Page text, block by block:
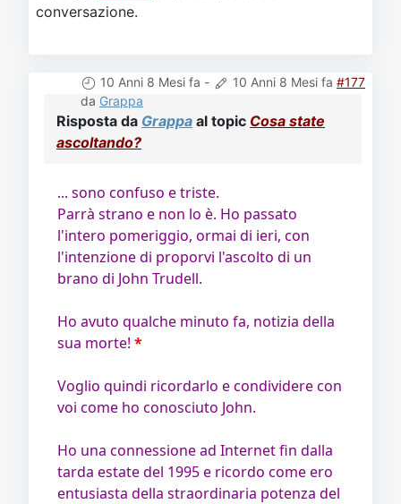
conversazione.
10 Anni 8 Mesi fa - 10 Anni 8 Mesi fa #177
da Grappa
Risposta da Grappa al topic Cosa state
ascoltando?
... sono confuso e triste.
Parrà strano e non lo è. Ho passato
l'intero pomeriggio, ormai di ieri, con
l'intenzione di proporvi l'ascolto di un
brano di John Trudell.
Ho avuto qualche minuto fa, notizia della
sua morte! *
Voglio quindi ricordarlo e condividere con
voi come ho conosciuto John.
Ho una connessione ad Internet fin dalla
tarda estate del 1995 e ricordo come ero
entusiasta della straordinaria potenza del